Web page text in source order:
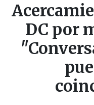
DC por